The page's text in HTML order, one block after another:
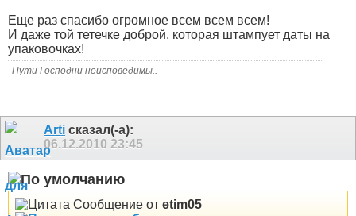
Еще раз спасибо огромное всем всем всем!
И даже той тетечке доброй, которая штампует даты на
упаковочках!
Пути Господни неисповедимы..
Arti сказал(-а):
06.12.2010 23:45
Сообщение от etim05